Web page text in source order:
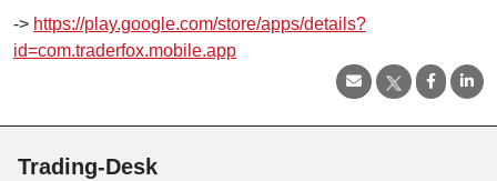
-> https://play.google.com/store/apps/details?
id=com.traderfox.mobile.app
Trading-Desk